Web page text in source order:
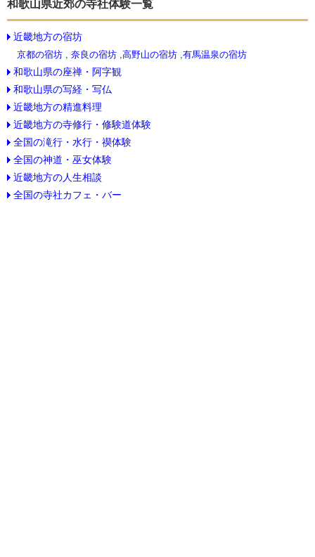
和歌山県近郊の寺社体験一覧
近畿地方の宿坊
京都の宿坊 奈良の宿坊 高野山の宿坊 有馬温泉の宿坊
和歌山県の座禅・阿字観
和歌山県の写経・写仏
近畿地方の精進料理
近畿地方の寺修行・修験道体験
全国の滝行・水行・禊体験
全国の神道・巫女体験
近畿地方の人生相談
全国の寺社カフェ・バー